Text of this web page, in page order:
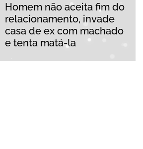
Homem não aceita fim do
relacionamento, invade
casa de ex com machado
e tenta matá-la